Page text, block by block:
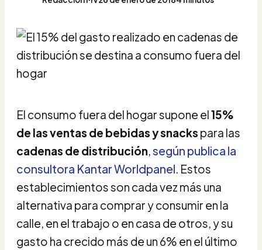
El consumo fuera del hogar supone el15%
de las ventas de bebidas y snacks para las
cadenas de distribución,según publica la
consultora Kantar Worldpanel. Estos
establecimientos son cada vez más una
alternativa para comprar y consumir en la
calle, en el trabajo o en casa de otros, y su
gasto ha crecido más de un 6% en el último